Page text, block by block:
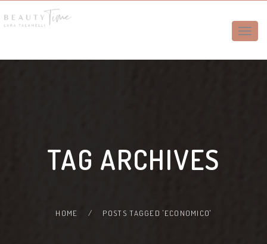
Toggle
TAG ARCHIVES
HOME / POSTS TAGGED 'ECONOMICO'